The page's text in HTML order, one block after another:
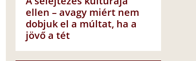
ellen – avagy miért nem
dobjuk el a múltat, ha a
jövő a tét